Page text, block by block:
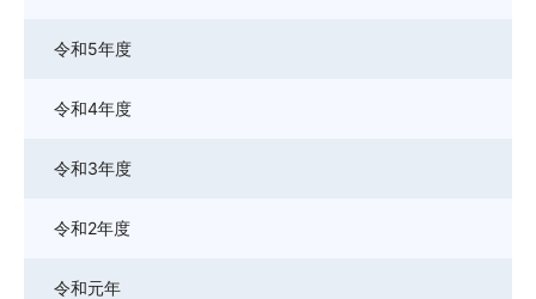
令和5年度
令和4年度
令和3年度
令和2年度
令和元年